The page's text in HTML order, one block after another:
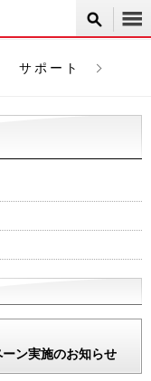
サポート
ン実施のお知らせ